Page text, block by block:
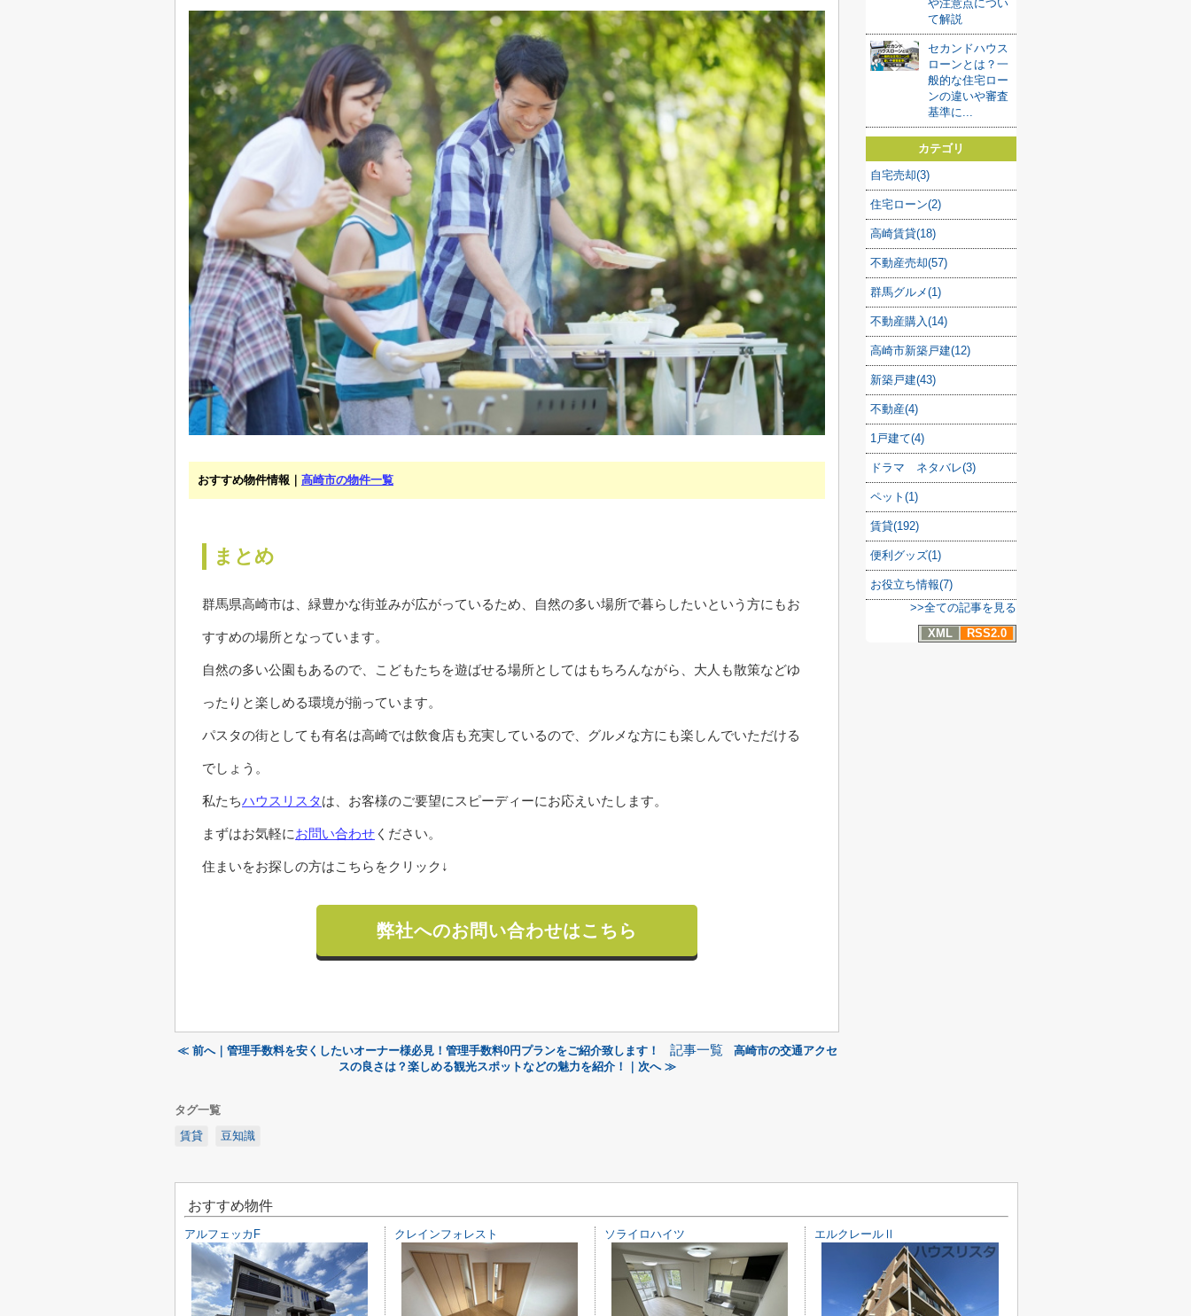
おすすめ物件情報｜ 高崎市の物件一覧
まとめ
群馬県高崎市は、緑豊かな街並みが広がっているため、自然の多い場所で暮らしたいという方にもお
すすめの場所となっています。
自然の多い公園もあるので、こどもたちを遊ばせる場所としてはもちろんながら、大人も散策などゆ
ったりと楽しめる環境が揃っています。
パスタの街としても有名は高崎では飲食店も充実しているので、グルメな方にも楽しんでいただける
でしょう。
私たちハウスリスタは、お客様のご要望にスピーディーにお応えいたします。
まずはお気軽にお問い合わせ ください。
住まいをお探しの方はこちらをクリック↓
弊社へのお問い合わせはこちら
≪ 前へ｜管理手数料を安くしたいオーナー様必見！管理手数料0円プランをご紹介致します！ 記事一覧
高崎市の交通アクセ
スの良さは？楽しめる観光スポットなどの魅力を紹介！｜次へ ≫
タグ一覧
賃貸
豆知識
や注意点につい
て解説
セカンドハウス
ローンとは？一
般的な住宅ロー
ンの違いや審査
基準に...
カテゴリ
自宅売却(3)
住宅ローン(2)
高崎賃貸(18)
不動産売却(57)
群馬グルメ(1)
不動産購入(14)
高崎市新築戸建(12)
新築戸建(43)
不動産(4)
1戸建て(4)
ドラマ ネタバレ(3)
ペット(1)
賃貸(192)
便利グッズ(1)
お役立ち情報(7)
>>全ての記事を見る
XML
RSS2.0
おすすめ物件
アルフェッカF クレインフォレスト ソライロハイツ エルクレールⅡ